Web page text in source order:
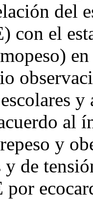
del
con el
y
al
y
y de
por